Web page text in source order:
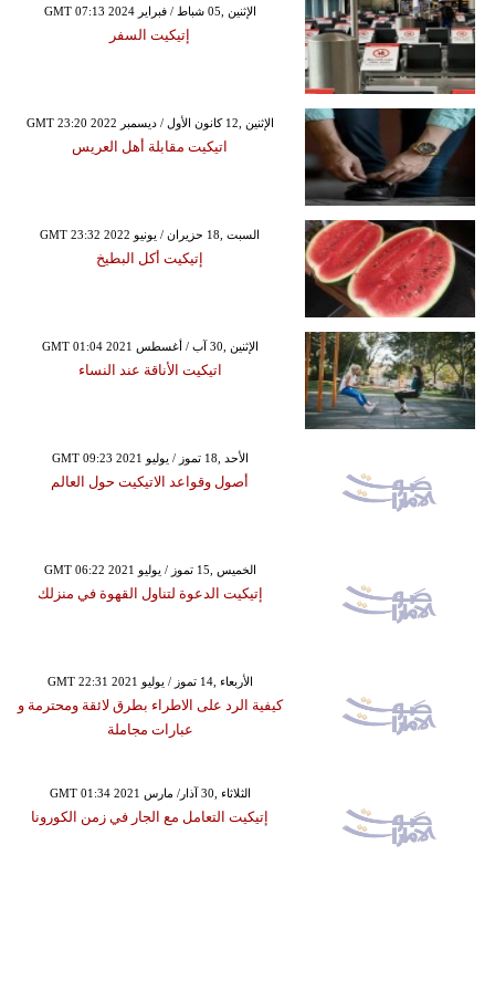
GMT 07:13 2024 الإثنين ,05 شباط / فبراير
إتيكيت السفر
GMT 23:20 2022 الإثنين ,12 كانون الأول / ديسمبر
اتيكيت مقابلة أهل العريس
GMT 23:32 2022 السبت ,18 حزيران / يونيو
إتيكيت أكل البطيخ
GMT 01:04 2021 الإثنين ,30 آب / أغسطس
اتيكيت الأناقة عند النساء
GMT 09:23 2021 الأحد ,18 تموز / يوليو
أصول وقواعد الاتيكيت حول العالم
GMT 06:22 2021 الخميس ,15 تموز / يوليو
إتيكيت الدعوة لتناول القهوة في منزلك
GMT 22:31 2021 الأربعاء ,14 تموز / يوليو
كيفية الرد على الاطراء بطرق لائقة ومحترمة و
عبارات مجاملة
GMT 01:34 2021 الثلاثاء ,30 آذار/ مارس
إتيكيت التعامل مع الجار في زمن الكورونا